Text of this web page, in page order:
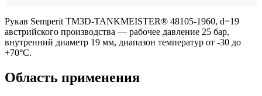
Рукав Semperit TM3D-TANKMEISTER® 48105-1960, d=19
австрийского производства — рабочее давление 25 бар,
внутренний диаметр 19 мм, диапазон температур от -30 до
+70°C.
Область применения